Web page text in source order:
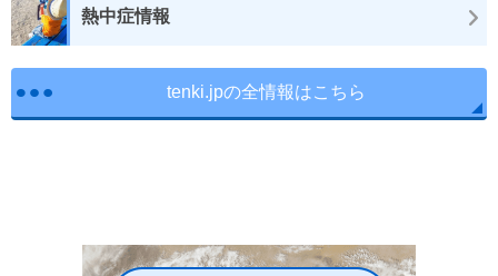
熱中症情報
tenki.jpの全情報はこちら